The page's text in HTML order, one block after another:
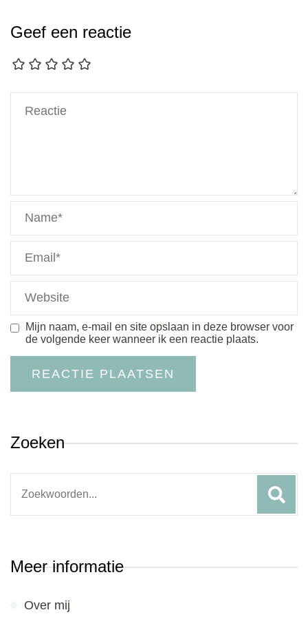
Geef een reactie
Mijn naam, e-mail en site opslaan in deze browser voor
de volgende keer wanneer ik een reactie plaats.
Zoeken
Meer informatie
Over mij